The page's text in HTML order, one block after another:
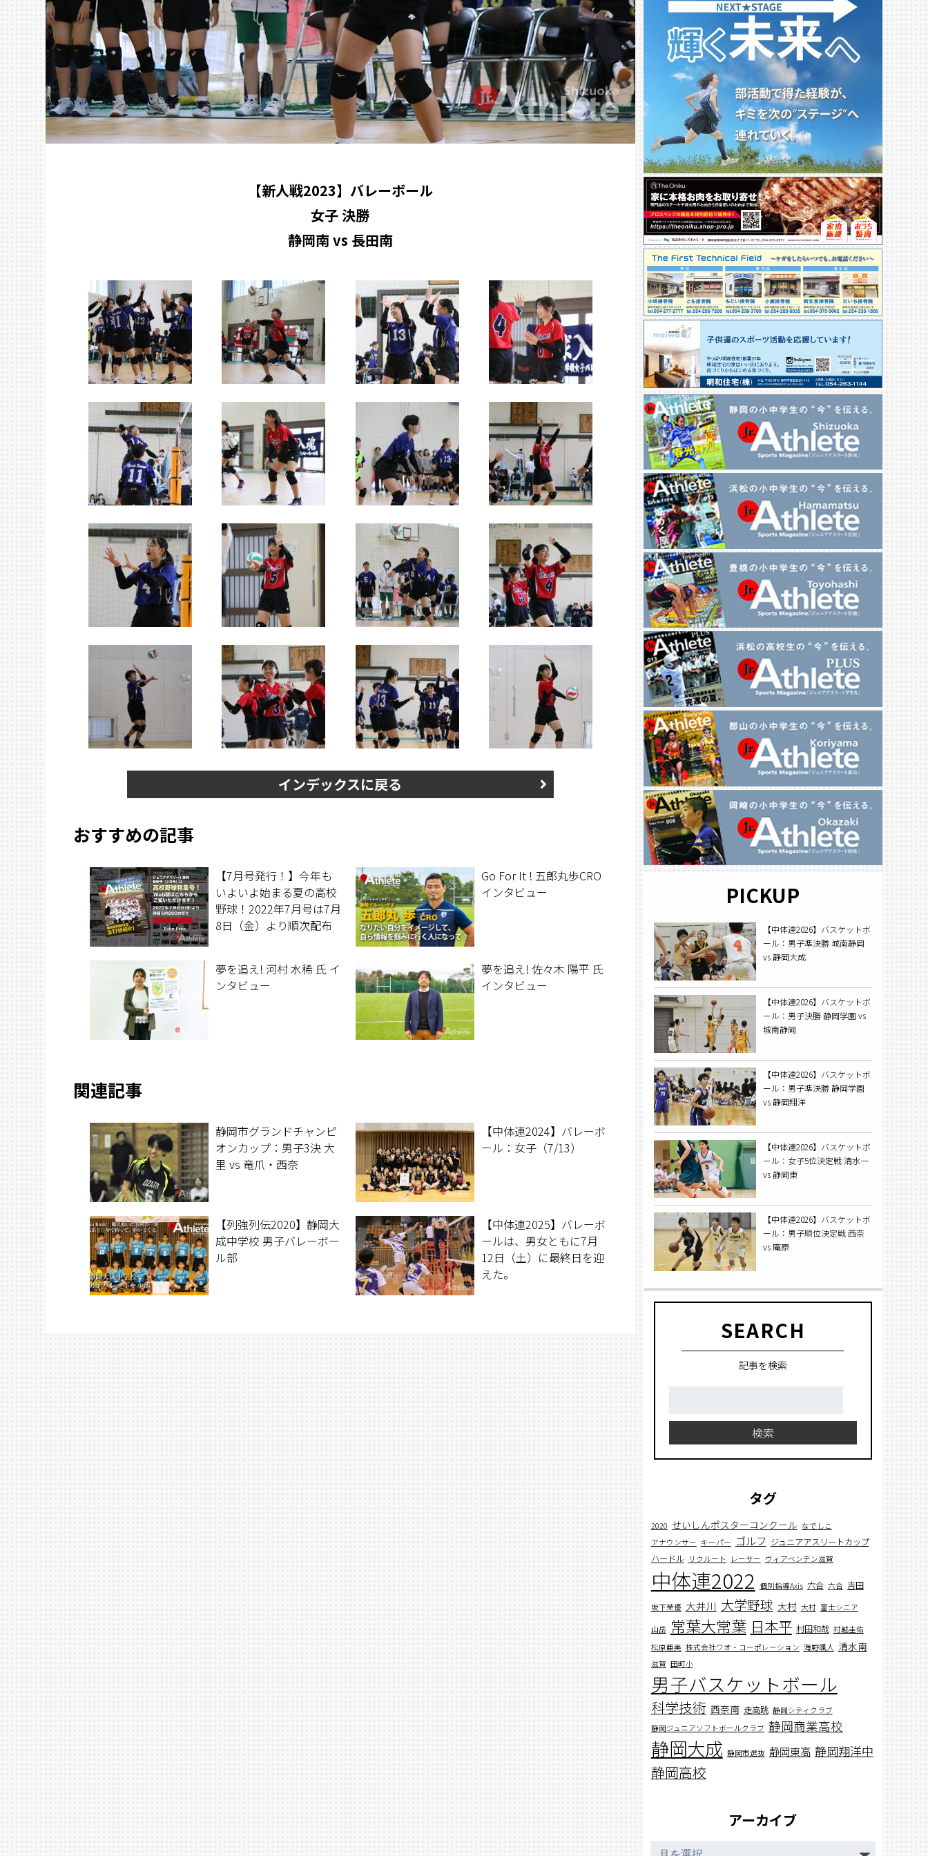
【新人戦2023】バレーボール
女子 決勝
静岡南 vs 長田南
インデックスに戻る
おすすめの記事
【7月号発行！】今年も
いよいよ始まる夏の高校
野球！2022年7月号は7月
8日（金）より順次配布
が遅れる場合がございま
すがご了承ください）
Go For It ! 五郎丸歩CRO
インタビュー
夢を追え! 河村 水稀 氏 イ
ンタビュー
夢を追え! 佐々木 陽平 氏
インタビュー
関連記事
静岡市グランドチャンピ
オンカップ：男子3決 大
里 vs 竜爪・西奈
【中体連2024】バレーボ
ール：女子（7/13）
【列強列伝2020】静岡大
成中学校 男子バレーボー
ル部
【中体連2025】バレーボ
ールは、男女ともに7月
12日（土）に最終日を迎
えた。
PICKUP
【中体連2026】バスケットボ
ール：男子準決勝 城南静岡
vs 静岡大成
【中体連2026】バスケットボ
ール：男子決勝 静岡学園 vs
城南静岡
【中体連2026】バスケットボ
ール：男子準決勝 静岡学園
vs 静岡翔洋
【中体連2026】バスケットボ
ール：女子5位決定戦 清水一
vs 静岡東
【中体連2026】バスケットボ
ール：男子順位決定戦 西奈
vs 庵原
SEARCH
記事を検索
検索
タグ
2020 せいしんポスターコンクール なでしこ
アナウンサー キーパー ゴルフ ジュニアアスリートカップ
ハードル リクルート レーサー ヴィアベンテン滋賀
中体連2022 個別指導Axis 六合 六合 吉田
坂下茉優 大井川 大学野球 大村 大村 富士シニア
山岳 常葉大常葉 日本平 村田和哉 村越圭佑
松原亜美 株式会社ワオ・コーポレーション 海野颯人 清水南
滋賀 田町小
男子バスケットボール
科学技術 西奈南 走高跳 静岡シティクラブ
静岡ジュニアソフトボールクラブ 静岡商業高校
静岡大成 静岡市選抜 静岡東高 静岡翔洋中
静岡高校
アーカイブ